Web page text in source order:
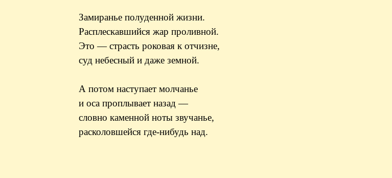
Замиранье полуденной жизни.
Расплескавшийся жар проливной.
Это — страсть роковая к отчизне,
суд небесный и даже земной.
А потом наступает молчанье
и оса проплывает назад —
словно каменной ноты звучанье,
расколовшейся где-нибудь над.